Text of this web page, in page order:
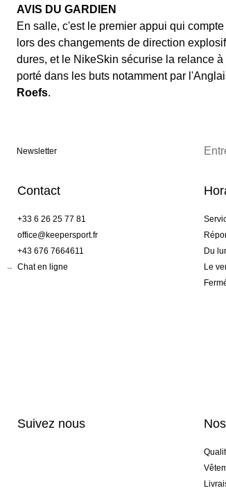
AVIS DU GARDIEN
En salle, c'est le premier appui qui
lors des changements de direction
dures, et le NikeSkin sécurise la relance
porté dans les buts notamment par
Roefs.
Newsletter
Contact
+33 6 26 25 77 81
office@keepersport.fr
+43 676 7664611
Chat en ligne
Du
Le
Suivez nous